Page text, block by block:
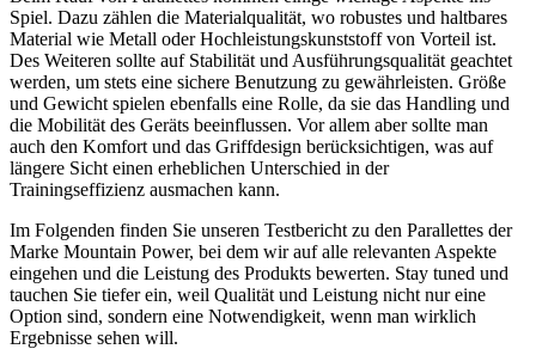
Spiel. Dazu zählen die Materialqualität, wo robustes und haltbares
Material wie Metall oder Hochleistungskunststoff von Vorteil ist.
Des Weiteren sollte auf Stabilität und Ausführungsqualität geachtet
werden, um stets eine sichere Benutzung zu gewährleisten. Größe
und Gewicht spielen ebenfalls eine Rolle, da sie das Handling und
die Mobilität des Geräts beeinflussen. Vor allem aber sollte man
auch den Komfort und das Griffdesign berücksichtigen, was auf
längere Sicht einen erheblichen Unterschied in der
Trainingseffizienz ausmachen kann.
Im Folgenden finden Sie unseren Testbericht zu den Parallettes der
Marke Mountain Power, bei dem wir auf alle relevanten Aspekte
eingehen und die Leistung des Produkts bewerten. Stay tuned und
tauchen Sie tiefer ein, weil Qualität und Leistung nicht nur eine
Option sind, sondern eine Notwendigkeit, wenn man wirklich
Ergebnisse sehen will.